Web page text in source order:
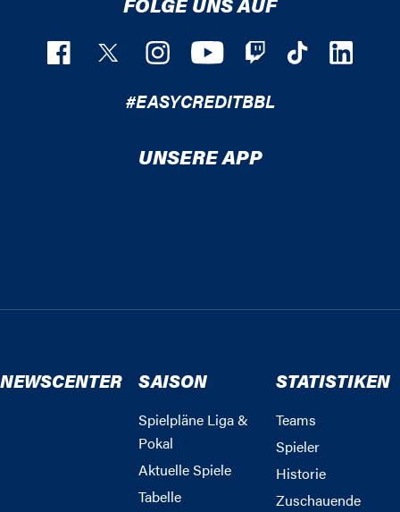
#EASYCREDITBBL
UNSERE APP
NEWSCENTER SAISON
Spielpläne Liga &
Pokal
Aktuelle Spiele
Tabelle
STATISTIKEN
Teams
Spieler
Historie
Zuschauende